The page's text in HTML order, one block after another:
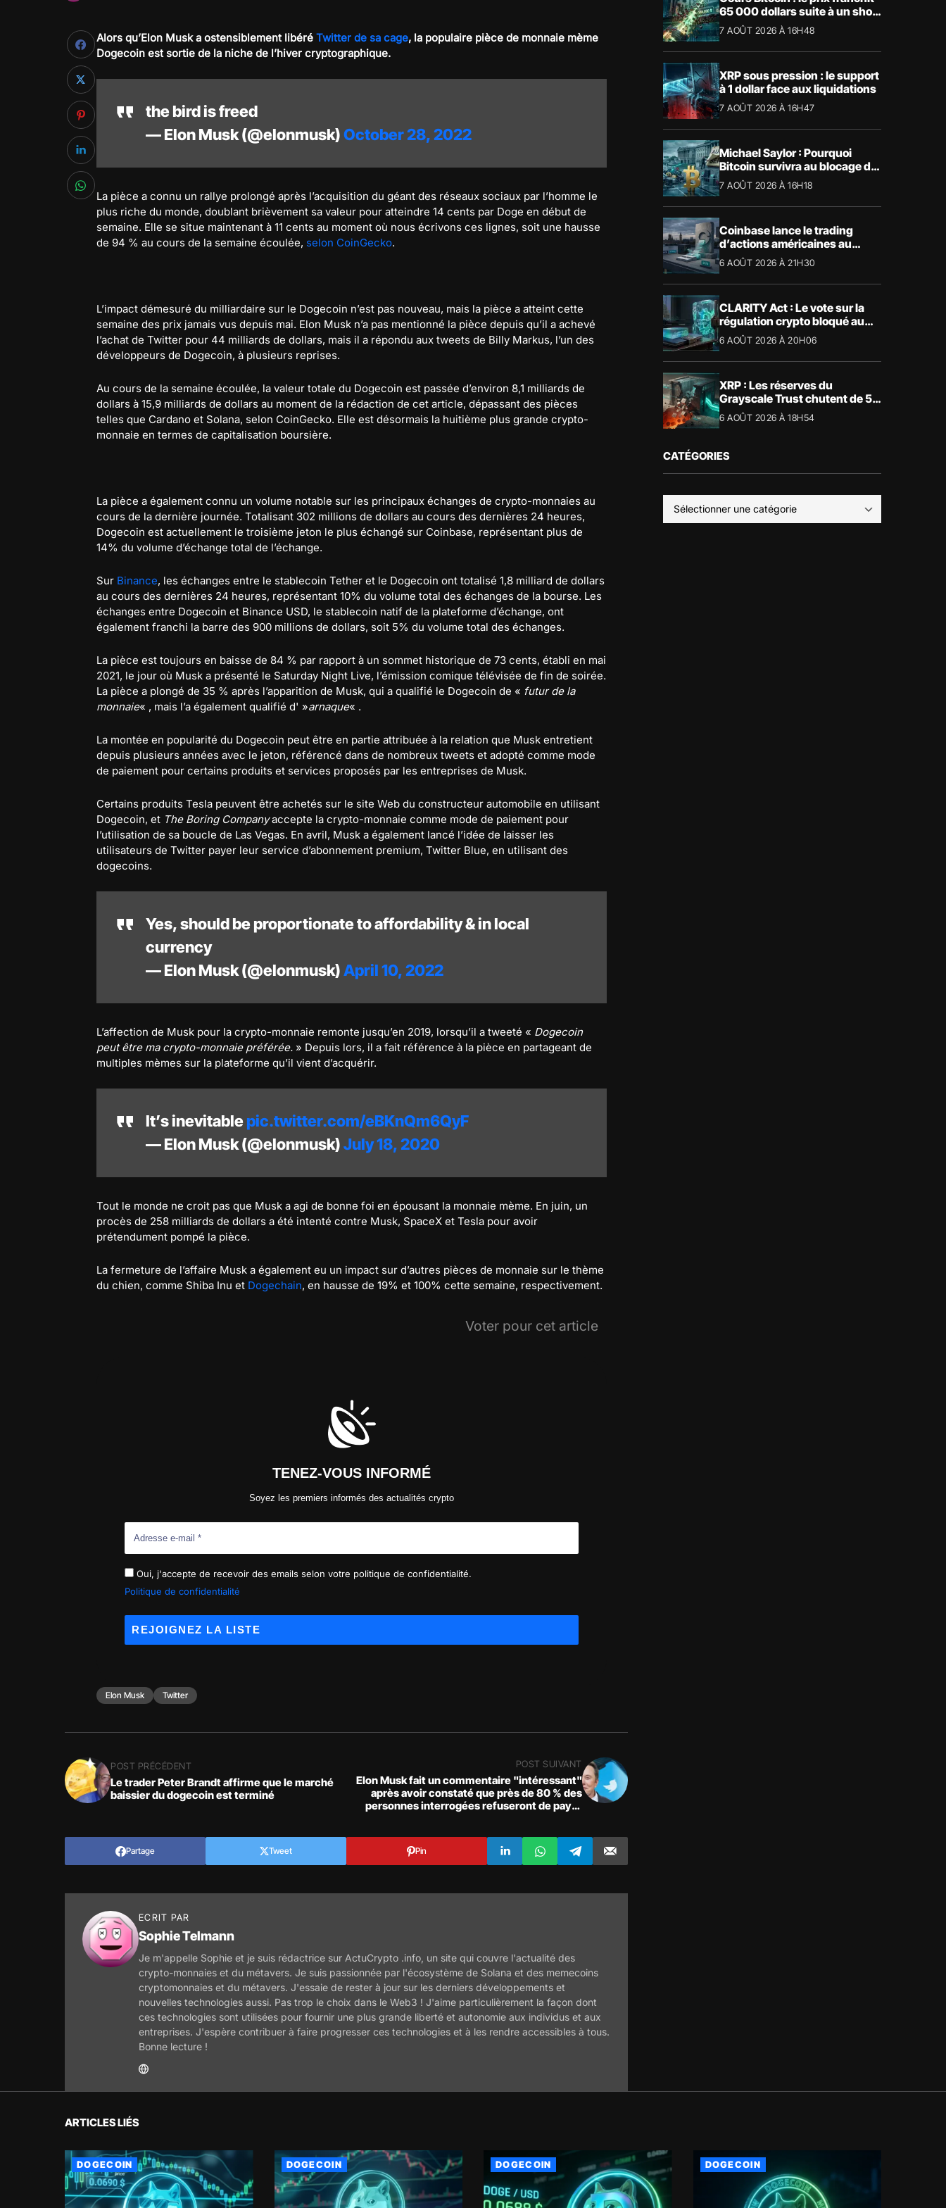
Alors qu’Elon Musk a ostensiblement libéré Twitter de sa cage, la populaire pièce de monnaie mème
Dogecoin est sortie de la niche de l’hiver cryptographique.
the bird is freed
— Elon Musk (@elonmusk)October 28, 2022
La pièce a connu un rallye prolongé après l’acquisition du géant des réseaux sociaux par l’homme le
plus riche du monde, doublant brièvement sa valeur pour atteindre 14 cents par Doge en début de
semaine. Elle se situe maintenant à 11 cents au moment où nous écrivons ces lignes, soit une hausse
de 94 % au cours de la semaine écoulée, selon CoinGecko.
L’impact démesuré du milliardaire sur le Dogecoin n’est pas nouveau, mais la pièce a atteint cette
semaine des prix jamais vus depuis mai. Elon Musk n’a pas mentionné la pièce depuis qu’il a achevé
l’achat de Twitter pour 44 milliards de dollars, mais il a répondu aux tweets de Billy Markus, l’un des
développeurs de Dogecoin, à plusieurs reprises.
Au cours de la semaine écoulée, la valeur totale du Dogecoin est passée d’environ 8,1 milliards de
dollars à 15,9 milliards de dollars au moment de la rédaction de cet article, dépassant des pièces
telles que Cardano et Solana, selon CoinGecko. Elle est désormais la huitième plus grande crypto-
monnaie en termes de capitalisation boursière.
La pièce a également connu un volume notable sur les principaux échanges de crypto-monnaies au
cours de la dernière journée. Totalisant 302 millions de dollars au cours des dernières 24 heures,
Dogecoin est actuellement le troisième jeton le plus échangé sur Coinbase, représentant plus de
14% du volume d’échange total de l’échange.
Sur Binance, les échanges entre le stablecoin Tether et le Dogecoin ont totalisé 1,8 milliard de dollars
au cours des dernières 24 heures, représentant 10% du volume total des échanges de la bourse. Les
échanges entre Dogecoin et Binance USD, le stablecoin natif de la plateforme d’échange, ont
également franchi la barre des 900 millions de dollars, soit 5% du volume total des échanges.
La pièce est toujours en baisse de 84 % par rapport à un sommet historique de 73 cents, établi en mai
2021, le jour où Musk a présenté le Saturday Night Live, l’émission comique télévisée de fin de soirée.
La pièce a plongé de 35 % après l’apparition de Musk, qui a qualifié le Dogecoin de « futur de la
monnaie« , mais l’a également qualifié d' »arnaque« .
La montée en popularité du Dogecoin peut être en partie attribuée à la relation que Musk entretient
depuis plusieurs années avec le jeton, référencé dans de nombreux tweets et adopté comme mode
de paiement pour certains produits et services proposés par les entreprises de Musk.
Certains produits Tesla peuvent être achetés sur le site Web du constructeur automobile en utilisant
Dogecoin, et The Boring Companyaccepte la crypto-monnaie comme mode de paiement pour
l’utilisation de sa boucle de Las Vegas. En avril, Musk a également lancé l’idée de laisser les
utilisateurs de Twitter payer leur service d’abonnement premium, Twitter Blue, en utilisant des
dogecoins.
Yes, should be proportionate to affordability & in local
currency
— Elon Musk (@elonmusk)April 10, 2022
L’affection de Musk pour la crypto-monnaie remonte jusqu’en 2019, lorsqu’il a tweeté « Dogecoin
peut être ma crypto-monnaie préférée. » Depuis lors, il a fait référence à la pièce en partageant de
multiples mèmes sur la plateforme qu’il vient d’acquérir.
It’s inevitablepic.twitter.com/eBKnQm6QyF
— Elon Musk (@elonmusk)July 18, 2020
Tout le monde ne croit pas que Musk a agi de bonne foi en épousant la monnaie mème. En juin, un
procès de 258 milliards de dollars a été intenté contre Musk, SpaceX et Tesla pour avoir
prétendument pompé la pièce.
La fermeture de l’affaire Musk a également eu un impact sur d’autres pièces de monnaie sur le thème
du chien, comme Shiba Inu et Dogechain, en hausse de 19% et 100% cette semaine, respectivement.
Voter pour cet article
TENEZ-VOUS INFORMÉ
Soyez les premiers informés des actualités crypto
Oui, j'accepte de recevoir des emails selon votre politique de confidentialité.
Politique de confidentialité
Elon Musk Twitter
POST PRÉCÉDENT
Le trader Peter Brandt affirme que le marché
baissier du dogecoin est terminé
POST SUIVANT
Elon Musk fait un commentaire "intéressant"
après avoir constaté que près de 80 % des
personnes interrogées refuseront de payer
Partage Tweet Pin
ECRIT PAR
Sophie Telmann
Je m'appelle Sophie et je suis rédactrice sur ActuCrypto .info, un site qui couvre l'actualité des
crypto-monnaies et du métavers. Je suis passionnée par l'écosystème de Solana et des memecoins
cryptomonnaies et du métavers. J'essaie de rester à jour sur les derniers développements et
nouvelles technologies aussi. Pas trop le choix dans le Web3 ! J'aime particulièrement la façon dont
ces technologies sont utilisées pour fournir une plus grande liberté et autonomie aux individus et aux
entreprises. J'espère contribuer à faire progresser ces technologies et à les rendre accessibles à tous.
Bonne lecture !
65 000 dollars suite à un short
squeeze massif
7 AOÛT 2026 À 16H48
XRP sous pression : le support
à 1 dollar face aux liquidations
7 AOÛT 2026 À 16H47
Michael Saylor : Pourquoi
Bitcoin survivra au blocage du
CLARITY Act
7 AOÛT 2026 À 16H18
Coinbase lance le trading
d’actions américaines au
Royaume-Uni
6 AOÛT 2026 À 21H30
CLARITY Act : Le vote sur la
régulation crypto bloqué au
Sénat américain
6 AOÛT 2026 À 20H06
XRP : Les réserves du
Grayscale Trust chutent de 55
% suite aux rachats
6 AOÛT 2026 À 18H54
CATÉGORIES
ARTICLES LIÉS
DOGECOIN DOGECOIN DOGECOIN DOGECOIN